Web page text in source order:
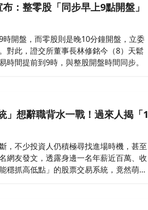
：整零股「同步早上9點開盤」
開盤，而零股則是晚10分鐘開盤，立委
對此，證交所董事長林修銘今（8）天鬆
間提前到9時，與整股開盤時間同步。
」想辭職背水一戰！過來人揭「1
，不少投資人仍積極尋找進場時機，甚至
網友發文，透露身邊一名年薪近百萬、收
穩抓高低點」的股票交易系統，竟然萌生